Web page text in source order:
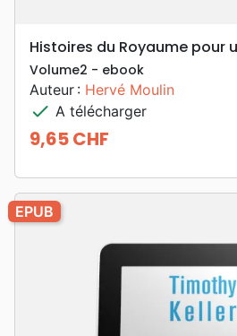
Histoires du Royaume pour
Volume2 - ebook
Auteur : Hervé Moulin
check A télécharger
Prix
9,65 CHF
EPUB